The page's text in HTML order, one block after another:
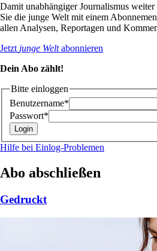
Damit unabhängiger Journalismus
Sie die junge Welt mit einem
allen Analysen, Reportagen und
Jetzt junge Weltabonnieren
Dein Abo zählt!
Bitte einloggen
Benutzername*
Passwort*
Hilfe bei Einlog-Problemen
Abo abschließen
Gedruckt